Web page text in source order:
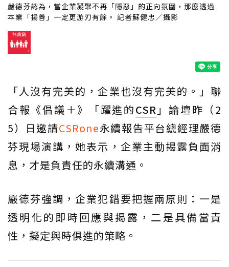
嚴德芬認為，當企業凝聚不再「隱惡」的正向氛圍，那麼透過
本業「揚善」一定更游刃有餘。 記者蘇健忠／攝影
「人沒有完美的，企業也沒有完美的。」聯
合報《倡議＋》「躍進的CSR 」論壇昨（2
5）日邀請CSRone永續報告平台總經理嚴德
芬現場演講，她表示，企業主動揭露負面消
息，才是負責任的永續溝通。
嚴德芬強調，企業犯錯要把握兩原則：一是
透明化的即時回應與揭露，二是具備當責
性，擬定與時俱進的策略。